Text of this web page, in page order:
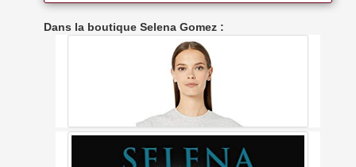
Dans la boutique Selena Gomez :